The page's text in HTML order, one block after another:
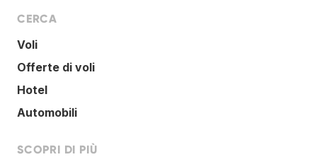
CERCA
Voli
Offerte di voli
Hotel
Automobili
SCOPRI DI PIÙ